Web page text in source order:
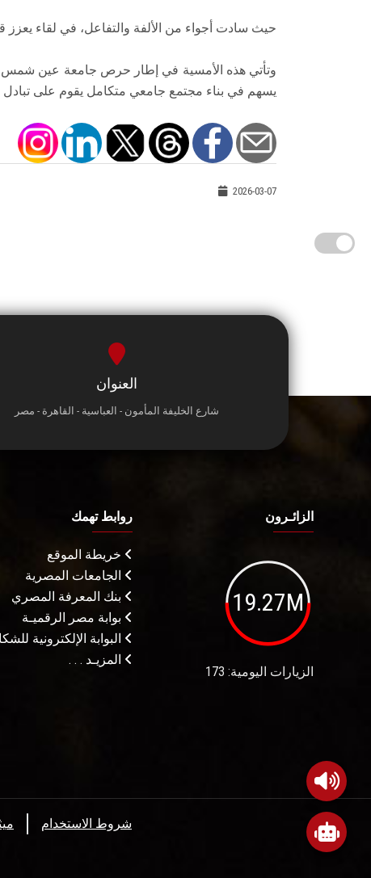
حيث سادت أجواء من الألفة والتفاعل، في لقاء يعزز
وتأتي هذه الأمسية في إطار حرص جامعة عين شمس
يسهم في بناء مجتمع جامعي متكامل يقوم على تبادل
2026-03-07
العنوان
شارع الخليفة المأمون - العباسية - القاهرة - مصر
الزائـرون
19.27M
الزيارات اليومية: 173
روابط تهمك
خريطة الموقع
الجامعات المصرية
بنك المعرفة المصري
بوابة مصر الرقميـة
البوابة الإلكترونية
المزيـد . . .
شروط الاستخدام